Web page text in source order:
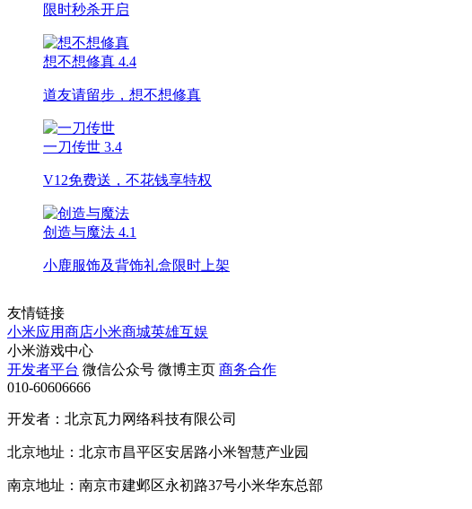
限时秒杀开启
想不想修真 4.4
道友请留步，想不想修真
一刀传世 3.4
V12免费送，不花钱享特权
创造与魔法 4.1
小鹿服饰及背饰礼盒限时上架
友情链接
小米应用商店小米商城英雄互娱
小米游戏中心
开发者平台 微信公众号 微博主页 商务合作
010-60606666
开发者：北京瓦力网络科技有限公司
北京地址：北京市昌平区安居路小米智慧产业园
南京地址：南京市建邺区永初路37号小米华东总部